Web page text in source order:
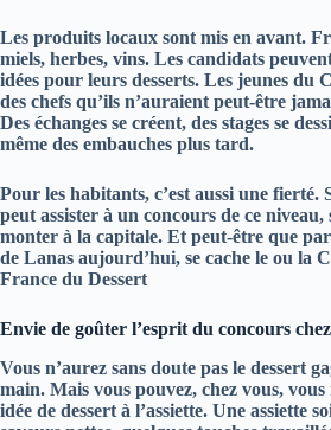
Les produits locaux sont mis en avant.
miels, herbes, vins. Les candidats
idées pour leurs desserts. Les jeunes du
des chefs qu’ils n’auraient peut‑être
Des échanges se créent, des stages se
même des embauches plus tard.
Pour les habitants, c’est aussi une fierté.
peut assister à un concours de ce niveau,
monter à la capitale. Et peut‑être que
de Lanas aujourd’hui, se cache le ou la
France du Dessert
Envie de goûter l’esprit du concours
Vous n’aurez sans doute pas le dessert
main. Mais vous pouvez, chez vous,
idée de dessert à l’assiette. Une assiette